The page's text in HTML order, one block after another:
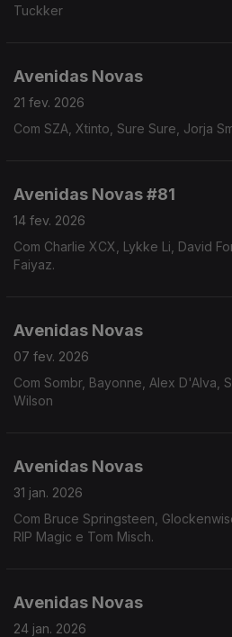
Tuckker
Avenidas Novas
21 fev. 2026
Com SZA, Xtinto, Sure Sure, Jorja
Avenidas Novas #81
14 fev. 2026
Com Charlie XCX, Lykke Li, David
Faiyaz.
Avenidas Novas
07 fev. 2026
Com Sombr, Bayonne, Alex D'Alva,
Wilson
Avenidas Novas
31 jan. 2026
Com Bruce Springsteen,
RIP Magic e Tom Misch.
Avenidas Novas
24 jan. 2026